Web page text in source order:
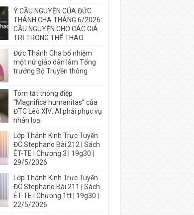
Ý CẦU NGUYỆN CỦA ĐỨC
THÁNH CHA THÁNG 6/2026:
CẦU NGUYỆN CHO CÁC GIÁ
TRỊ TRONG THỂ THAO
Đức Thánh Cha bổ nhiệm
một nữ giáo dân làm Tổng
trưởng Bộ Truyền thông
Tóm tắt thông điệp
“Magnifica humanitas” của
ĐTC Lêô XIV: AI phải phục vụ
nhân loại
Lớp Thánh Kinh Trực Tuyến
ĐC Stephano Bài 212 | Sách
ÉT-TE I Chương 3 | 19g30 |
29/5/2026
Lớp Thánh Kinh Trực Tuyến
ĐC Stephano Bài 211 | Sách
ÉT-TE I Chương 1tt | 19g30 |
22/5/2026